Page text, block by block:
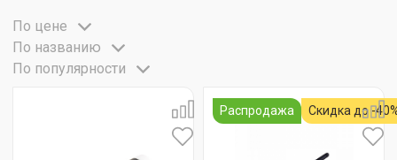
По цене
По названию
По популярности
Распродажа Скидка до -